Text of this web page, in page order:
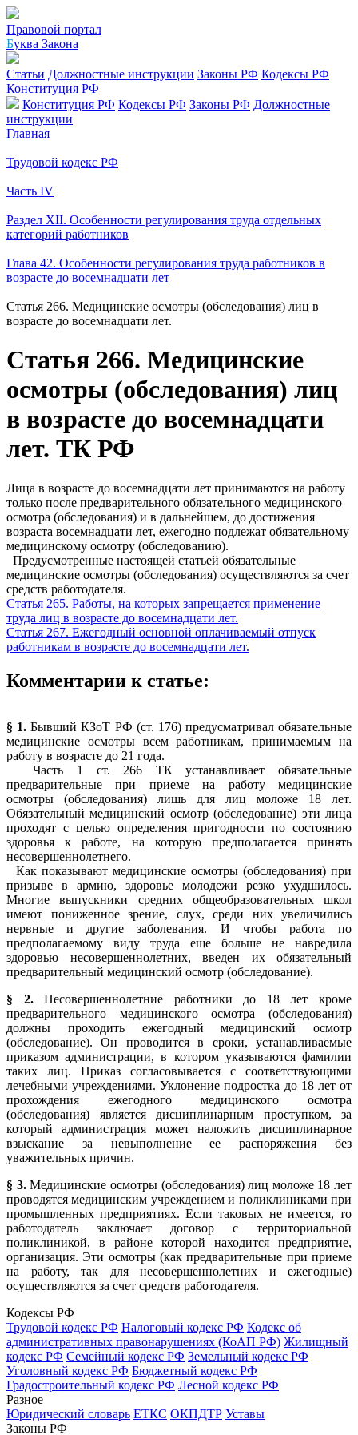
Правовой портал
Буква Закона
Статьи Должностные инструкции Законы РФ Кодексы РФ
Конституция РФ
Конституция РФ Кодексы РФ Законы РФ Должностные
инструкции
Главная
Трудовой кодекс РФ
Часть IV
Раздел XII. Особенности регулирования труда отдельных
категорий работников
Глава 42. Особенности регулирования труда работников в
возрасте до восемнадцати лет
Статья 266. Медицинские осмотры (обследования) лиц в
возрасте до восемнадцати лет.
Статья 266. Медицинские
осмотры (обследования) лиц
в возрасте до восемнадцати
лет. ТК РФ
Лица в возрасте до восемнадцати лет принимаются на работу
только после предварительного обязательного медицинского
осмотра (обследования) и в дальнейшем, до достижения
возраста восемнадцати лет, ежегодно подлежат обязательному
медицинскому осмотру (обследованию).
Предусмотренные настоящей статьей обязательные
медицинские осмотры (обследования) осуществляются за счет
средств работодателя.
Статья 265. Работы, на которых запрещается применение
труда лиц в возрасте до восемнадцати лет.
Статья 267. Ежегодный основной оплачиваемый отпуск
работникам в возрасте до восемнадцати лет.
Комментарии к статье:
§ 1.Бывший КЗоТ РФ (ст. 176) предусматривал обязательные
медицинские осмотры всем работникам, принимаемым на
работу в возрасте до 21 года.
Часть 1 ст. 266 ТК устанавливает обязательные
предварительные при приеме на работу медицинские
осмотры (обследования) лишь для лиц моложе 18 лет.
Обязательный медицинский осмотр (обследование) эти лица
проходят с целью определения пригодности по состоянию
здоровья к работе, на которую предполагается принять
несовершеннолетнего.
Как показывают медицинские осмотры (обследования) при
призыве в армию, здоровье молодежи резко ухудшилось.
Многие выпускники средних общеобразовательных школ
имеют пониженное зрение, слух, среди них увеличились
нервные и другие заболевания. И чтобы работа по
предполагаемому виду труда еще больше не навредила
здоровью несовершеннолетних, введен их обязательный
предварительный медицинский осмотр (обследование).
§ 2.Несовершеннолетние работники до 18 лет кроме
предварительного медицинского осмотра (обследования)
должны проходить ежегодный медицинский осмотр
(обследование). Он проводится в сроки, устанавливаемые
приказом администрации, в котором указываются фамилии
таких лиц. Приказ согласовывается с соответствующими
лечебными учреждениями. Уклонение подростка до 18 лет от
прохождения ежегодного медицинского осмотра
(обследования) является дисциплинарным проступком, за
который администрация может наложить дисциплинарное
взыскание за невыполнение ее распоряжения без
уважительных причин.
§ 3.Медицинские осмотры (обследования) лиц моложе 18 лет
проводятся медицинским учреждением и поликлиниками при
промышленных предприятиях. Если таковых не имеется, то
работодатель заключает договор с территориальной
поликлиникой, в районе которой находится предприятие,
организация. Эти осмотры (как предварительные при приеме
на работу, так для несовершеннолетних и ежегодные)
осуществляются за счет средств работодателя.
Кодексы РФ
Трудовой кодекс РФ Налоговый кодекс РФ Кодекс об
административных правонарушениях (КоАП РФ) Жилищный
кодекс РФ Семейный кодекс РФ Земельный кодекс РФ
Уголовный кодекс РФ Бюджетный кодекс РФ
Градостроительный кодекс РФ Лесной кодекс РФ
Разное
Юридический словарь ЕТКС ОКПДТР Уставы
Законы РФ